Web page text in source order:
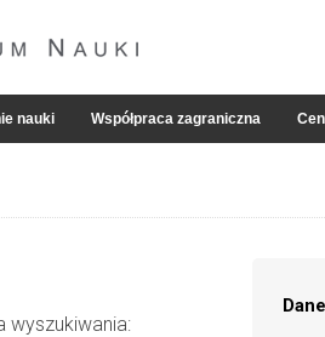
nauki Współpraca zagraniczna
wyszukiwania: